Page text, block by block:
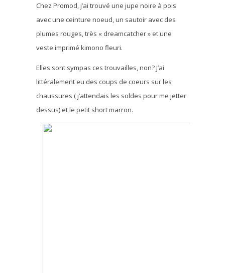
Chez Promod, j’ai trouvé une jupe noire à pois
avec une ceinture noeud, un sautoir avec des
plumes rouges, très « dreamcatcher » et une
veste imprimé kimono fleuri.
Elles sont sympas ces trouvailles, non? J’ai
littéralement eu des coups de coeurs sur les
chaussures ( j’attendais les soldes pour me jetter
dessus) et le petit short marron.